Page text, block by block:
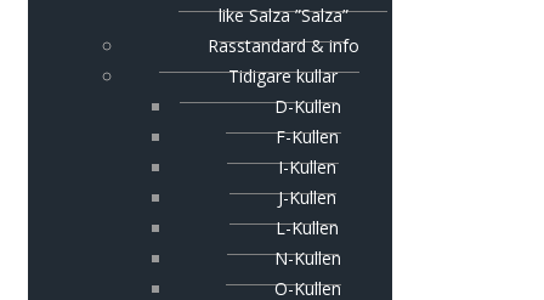
like Salza ”Salza”
Rasstandard & info
Tidigare kullar
D-Kullen
F-Kullen
I-Kullen
J-Kullen
L-Kullen
N-Kullen
O-Kullen